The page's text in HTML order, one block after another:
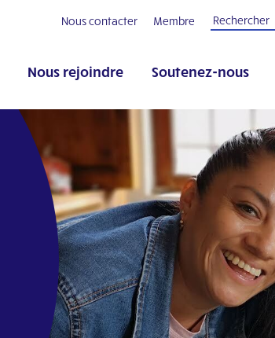
Nous contacter Membre
Nous rejoindre Soutenez-nous